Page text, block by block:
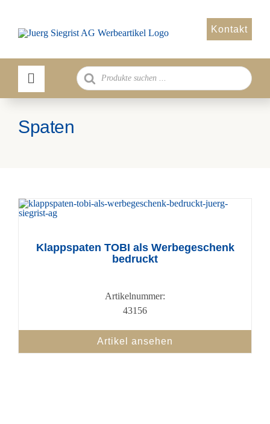
springen
Kontakt
Products
search
Spaten
Klappspaten TOBI als Werbegeschenk
bedruckt
Artikelnummer:
43156
Artikel ansehen